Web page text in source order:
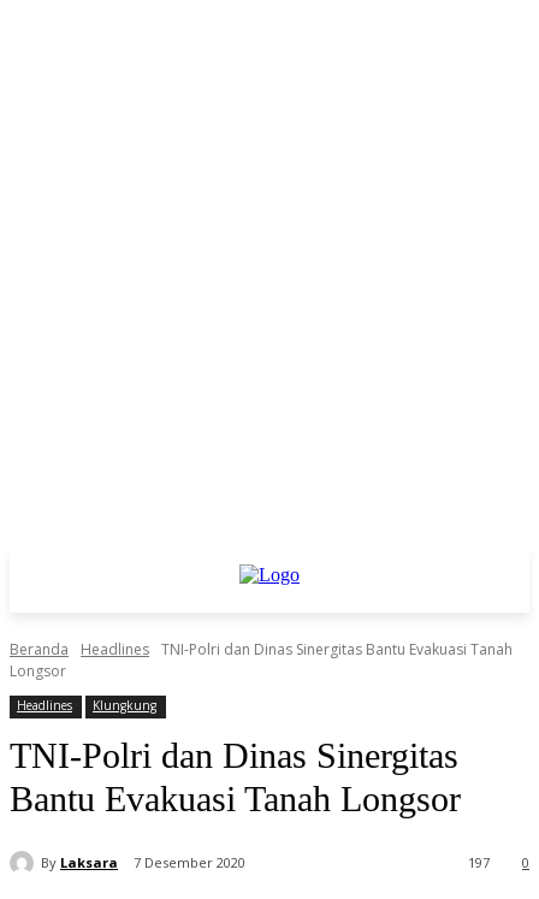
Beranda Headlines TNI-Polri dan Dinas Sinergitas Bantu Evakuasi Tanah
Longsor
Headlines Klungkung
TNI-Polri dan Dinas Sinergitas
Bantu Evakuasi Tanah Longsor
By Laksara 7 Desember 2020 0
197